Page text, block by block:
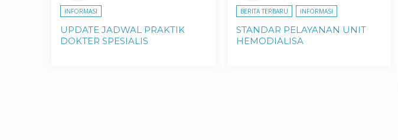
INFORMASI
UPDATE JADWAL PRAKTIK
DOKTER SPESIALIS
BERITA TERBARU INFORMASI
STANDAR PELAYANAN UNIT
HEMODIALISA